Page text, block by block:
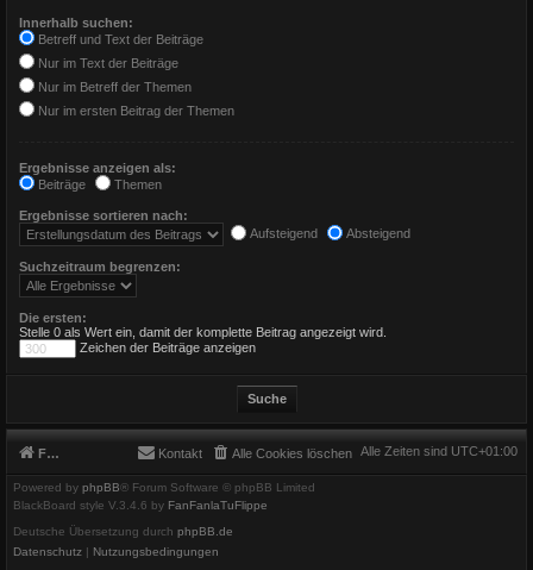
Innerhalb suchen:
Betreff und Text der Beiträge
Nur im Text der Beiträge
Nur im Betreff der Themen
Nur im ersten Beitrag der Themen
Ergebnisse anzeigen als:
Beiträge
Themen
Ergebnisse sortieren nach:
Aufsteigend
Absteigend
Suchzeitraum begrenzen:
Die ersten:
Stelle 0 als Wert ein, damit der komplette Beitrag angezeigt wird.
Zeichen der Beiträge anzeigen
Foren-Übersicht Alle Zeiten sind UTC+01:00
Alle Cookies löschen
Kontakt
Powered by phpBB® Forum Software © phpBB Limited
BlackBoard style V.3.4.6 by FanFanlaTuFlippe
Deutsche Übersetzung durch phpBB.de
Datenschutz | Nutzungsbedingungen